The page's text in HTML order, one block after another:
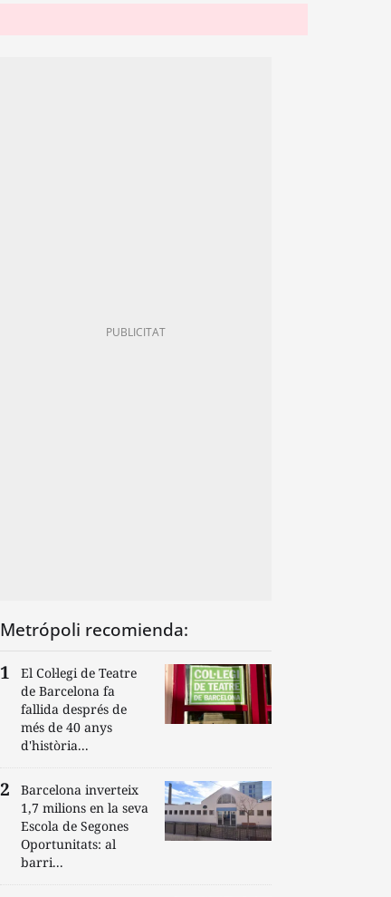
Metrópoli recomienda:
El Col·legi de Teatre
de Barcelona fa
fallida després de
més de 40 anys
d'història...
Barcelona inverteix
1,7 milions en la seva
Escola de Segones
Oportunitats: al
barri...